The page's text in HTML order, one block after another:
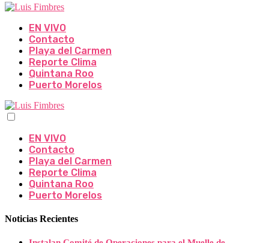
EN VIVO
Contacto
Playa del Carmen
Reporte Clima
Quintana Roo
Puerto Morelos
EN VIVO
Contacto
Playa del Carmen
Reporte Clima
Quintana Roo
Puerto Morelos
Noticias Recientes